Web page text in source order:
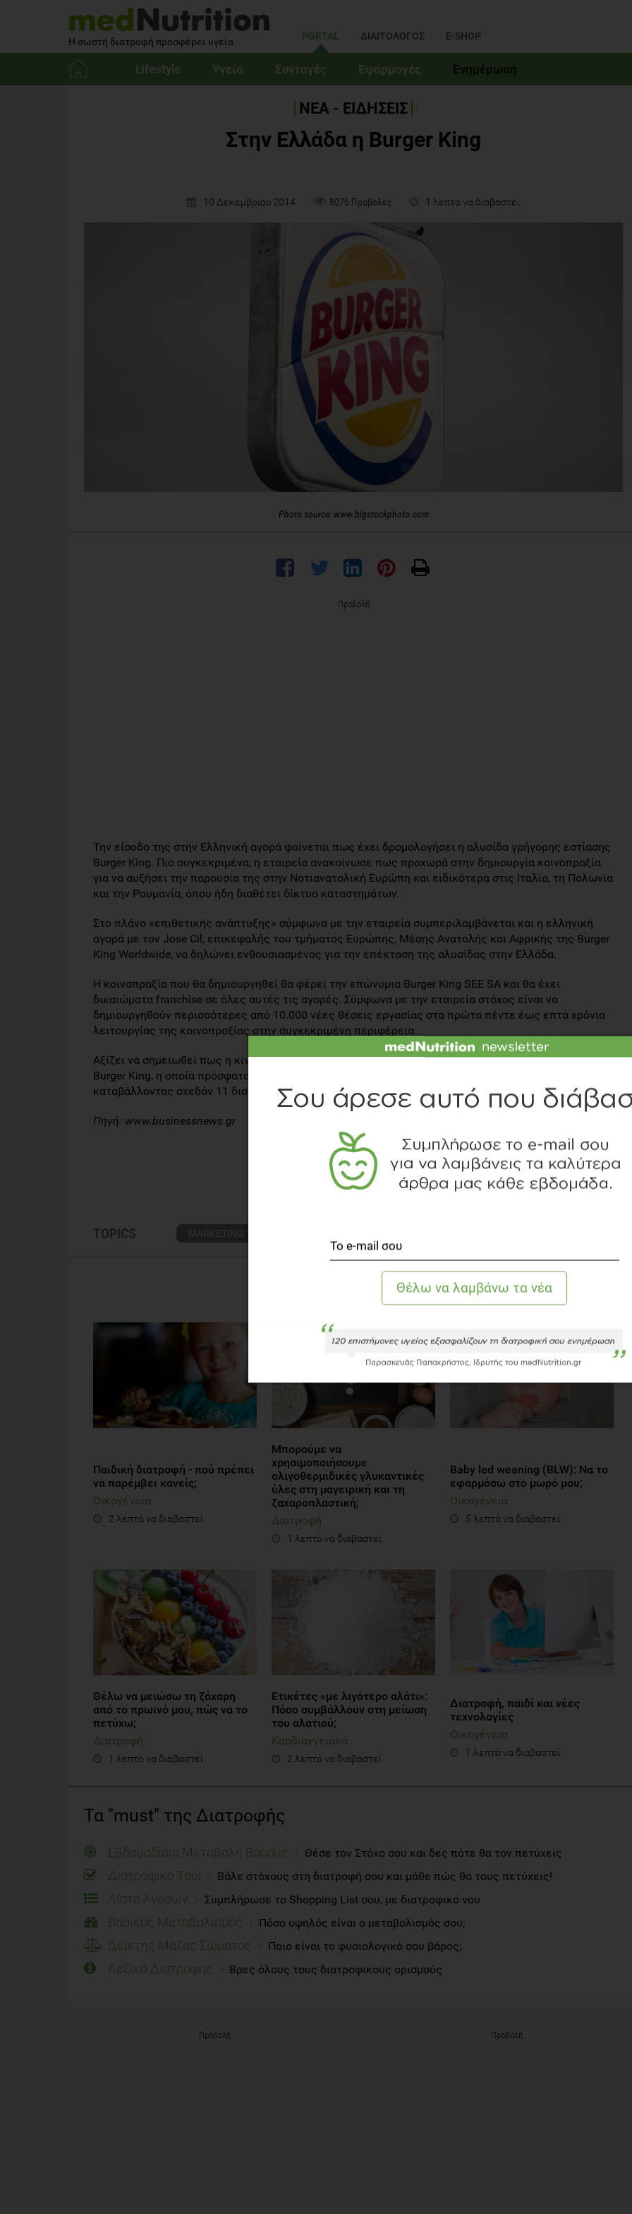
Η σωστή διατροφή προσφέρει υγεία PORTAL ΔΙΑΙΤΟΛΟΓΟΣ E-SHOP
Lifestyle Υγεία Συνταγές Εφαρμογές Ενημέρωση
ΝΕΑ - ΕΙΔΗΣΕΙΣ
Στην Ελλάδα η Burger King
10 Δεκεμβρίου 2014 8076 Προβολές 1 λεπτό να διαβαστεί
Photo source: www.bigstockphoto.com
Προβολή
Την είσοδο της στην Ελληνική αγορά φαίνεται πως έχει δρομολογήσει η αλυσίδα γρήγορης εστίασης
Burger King. Πιο συγκεκριμένα, η εταιρεία ανακοίνωσε πως προχωρά στην δημιουργία κοινοπραξία
για να αυξήσει την παρουσία της στην Νοτιανατολική Ευρώπη και ειδικότερα στις Ιταλία, τη Πολωνία
και την Ρουμανία, όπου ήδη διαθέτει δίκτυο καταστημάτων.
Στο πλάνο «επιθετικής ανάπτυξης» σύμφωνα με την εταιρεία συμπεριλαμβάνεται και η ελληνική
αγορά με τον Jose Cil, επικεφαλής του τμήματος Ευρώπης, Μέσης Ανατολής και Αφρικής της Burger
King Worldwide, να δηλώνει ενθουσιασμένος για την επέκταση της αλυσίδας στην Ελλάδα.
Η κοινοπραξία που θα δημιουργηθεί θα φέρει την επώνυμια Burger King SEE SA και θα έχει
δικαιώματα franchise σε όλες αυτές τις αγορές. Σύμφωνα με την εταιρεία στόχος είναι να
δημιουργηθούν περισσότερες από 10.000 νέες θέσεις εργασίας στα πρώτα πέντε έως επτά χρόνια
λειτουργίας της κοινοπραξίας στην συγκεκριμένη περιφέρεια.
Αξίζει να σημειωθεί πως η κίνηση αυτή εντάσσετεται σε μια ευρύτερη στρατηγικής ανάπτυξης της
Burger King, η οποία πρόσφατα εξαγόρασε και την καναδική αλυσίδα καφέ και ντόνατς Tim Hortons
καταβάλλοντας σχεδόν 11 δισ. δολ.
Πηγή: www.businessnews.gr
TOPICS MARKETING ΤΡΟΦΙΜΩΝ
ΔΙΑΒΑΣΤΕ ΑΚΟΜΗ
Παιδική διατροφή - πού πρέπει
να παρέμβει κανείς;
Οικογένεια
2 λεπτά να διαβαστεί
Μπορούμε να
χρησιμοποιήσουμε
ολιγοθερμιδικές γλυκαντικές
ύλες στη μαγειρική και τη
ζαχαροπλαστική;
Διατροφή
1 λεπτό να διαβαστεί
Baby led weaning (BLW): Να το
εφαρμόσω στο μωρό μου;
Οικογένεια
5 λεπτά να διαβαστεί
Θέλω να μειώσω τη ζάχαρη
από το πρωινό μου, πώς να το
πετύχω;
Διατροφή
1 λεπτό να διαβαστεί
Ετικέτες «με λιγότερο αλάτι»:
Πόσο συμβάλλουν στη μείωση
του αλατιού;
Καρδιαγγειακά
2 λεπτά να διαβαστεί
Διατροφή, παιδί και νέες
τεχνολογίες
Οικογένεια
1 λεπτό να διαβαστεί
Τα "must" της Διατροφής
Εβδομαδίαια Μεταβολή Βάρους Θέσε τον Στόχο σου και δες πότε θα τον πετύχεις
Διατροφικό Tool Βάλε στόχους στη διατροφή σου και μάθε πώς θα τους πετύχεις!
Λίστα Αγορών Συμπλήρωσε το Shopping List σου, με διατροφικό νου
Βασικός Μεταβολισμός Πόσο υψηλός είναι ο μεταβολισμός σου;
Δείκτης Μάζας Σώματος Ποιο είναι το φυσιολογικό σου βάρος;
Λεξικό Διατροφής Βρες όλους τους διατροφικούς ορισμούς
Προβολή Προβολή